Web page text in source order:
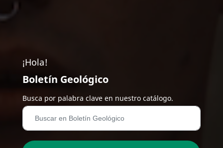
¡Hola!
Boletín Geológico
Busca por palabra clave en nuestro catálogo.